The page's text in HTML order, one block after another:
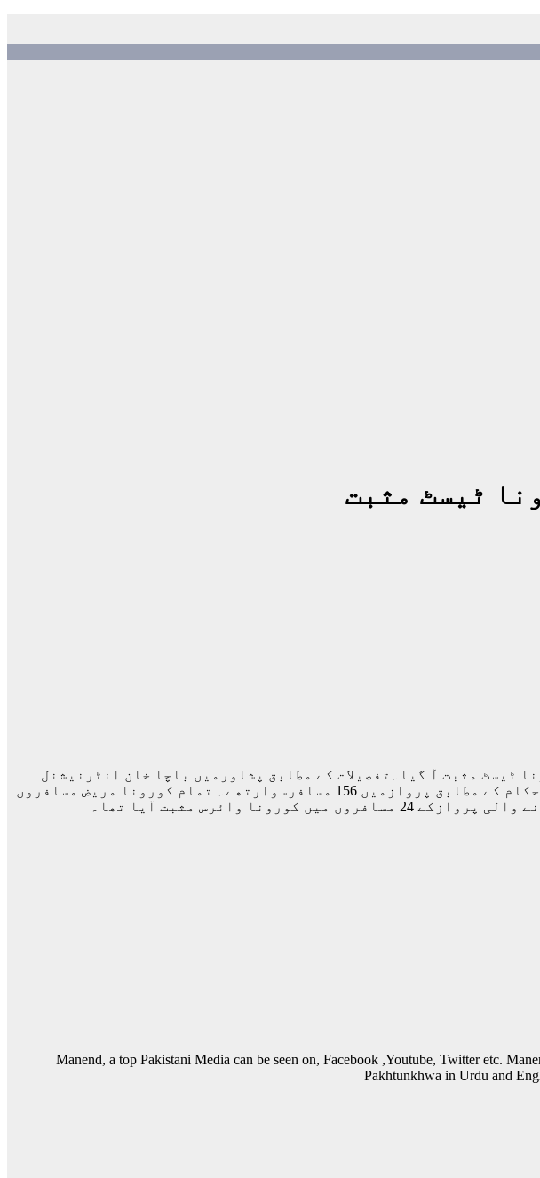
نجی ایئرلائین کی پروازسے آنے والے 34 مسافروں کے کورونا ٹیسٹ مثبت آ گیا۔تفصیلات کے مطابق پشاورمیں باچا خان انٹرنیشنل
ایئرپورٹ پردبئی سے آنے والی پروازمیں 34 مسافروں کا کورونا ٹیسٹ مثبت آیا۔ایئرپورٹ حکام کے مطابق پروازمیں 156 مسافرسوارتھے۔ تمام کورونا مریض مسافروں
Manend, a top Pakistani Media can be seen on, Facebook ,Youtube, Twitter etc.
Pakhtunkhwa in Urdu and